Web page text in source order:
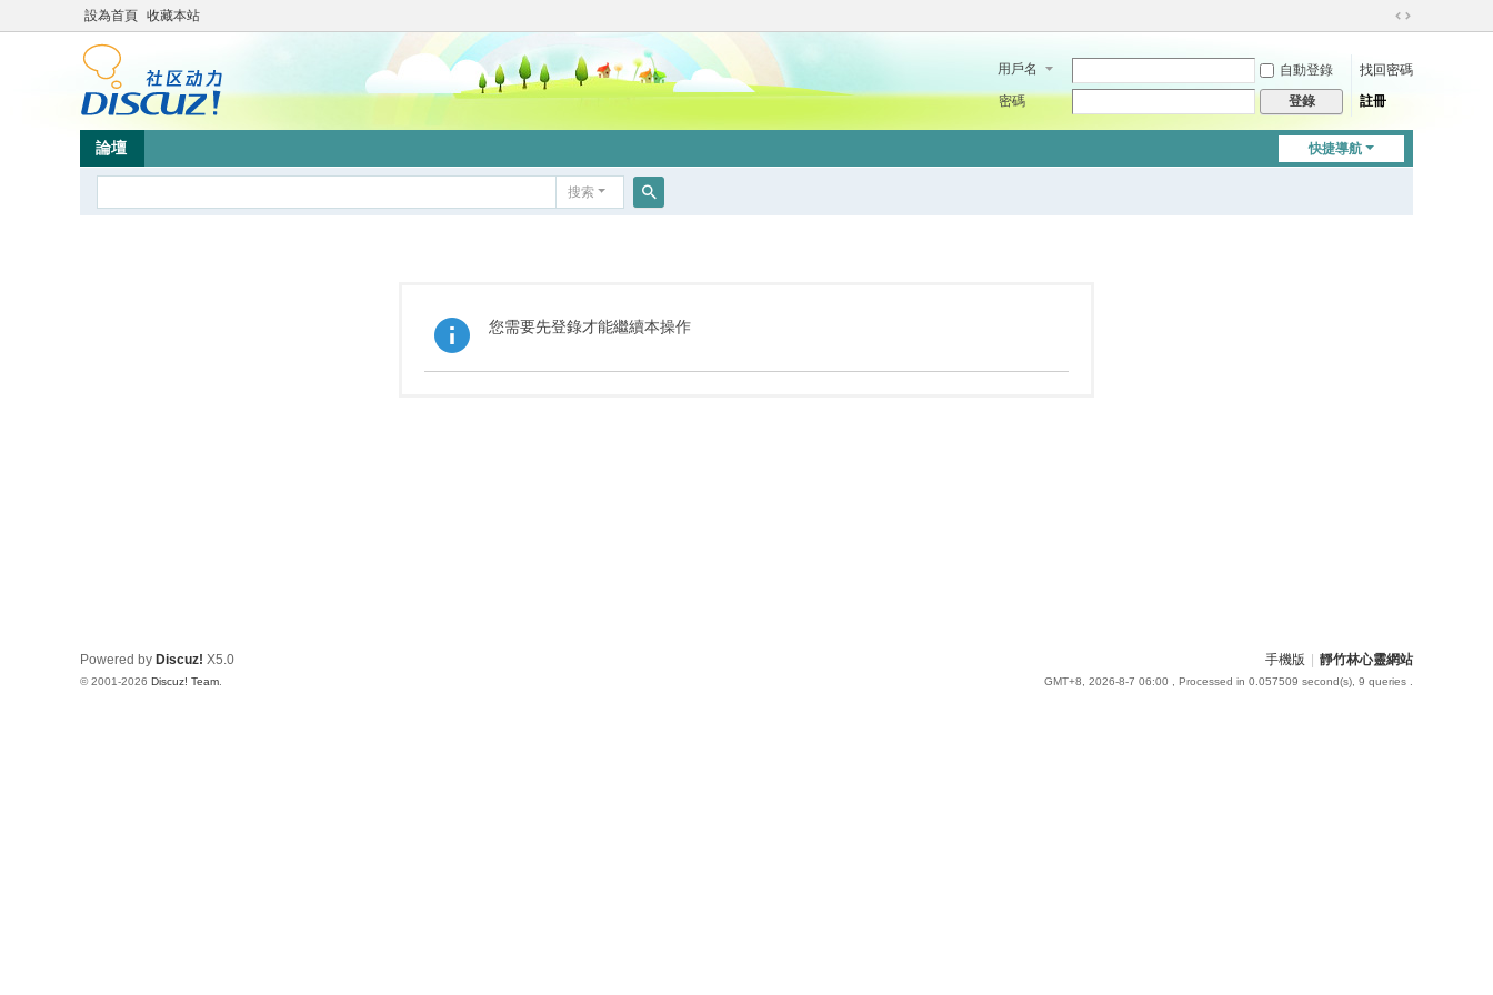
設為首頁 收藏本站
切
到
用戶名 自動登錄
找回密碼
密碼
登錄 註冊
快捷導航
論壇
搜索
您需要先登錄才能繼續本操作
手機版 靜竹林心靈網站
GMT+8, 2026-8-7 06:00 , Processed in 0.057509 second(s), 9 queries .
Powered by Discuz! X5.0
© 2001-2026 Discuz! Team